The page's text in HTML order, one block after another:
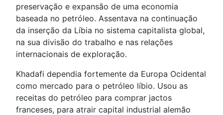
preservação e expansão de uma economia
baseada no petróleo. Assentava na continuação
da inserção da Líbia no sistema capitalista global,
na sua divisão do trabalho e nas relações
internacionais de exploração.
Khadafi dependia fortemente da Europa Ocidental
como mercado para o petróleo líbio. Usou as
receitas do petróleo para comprar jactos
franceses, para atrair capital industrial alemão